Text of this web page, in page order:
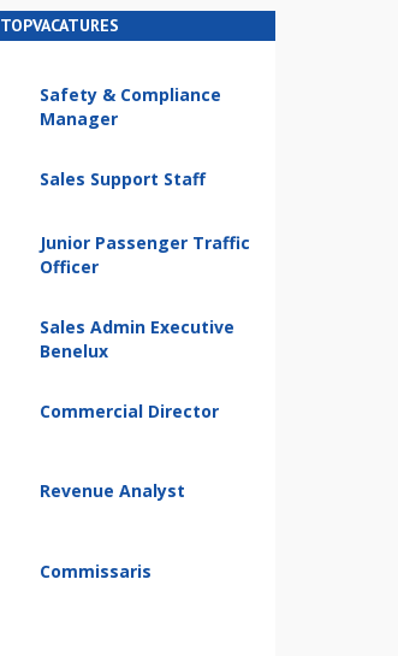
TOPVACATURES
Safety & Compliance
Manager
Sales Support Staff
Junior Passenger Traffic
Officer
Sales Admin Executive
Benelux
Commercial Director
Revenue Analyst
Commissaris